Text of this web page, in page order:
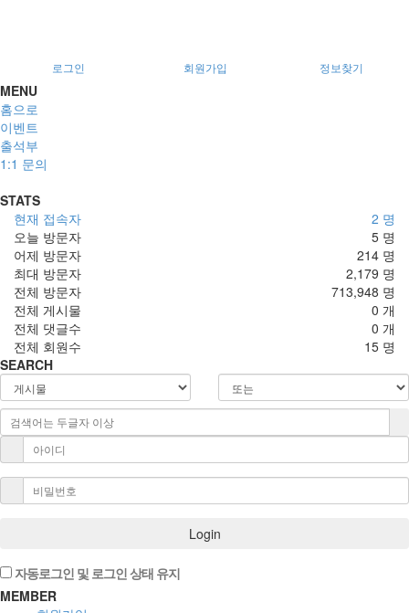
로그인 회원가입 정보찾기
MENU
홈으로
이벤트
출석부
1:1 문의
STATS
2 명
현재 접속자
5 명
오늘 방문자
214 명
어제 방문자
2,179 명
최대 방문자
713,948 명
전체 방문자
0 개
전체 게시물
0 개
전체 댓글수
15 명
전체 회원수
SEARCH
Login
자동로그인 및 로그인 상태 유지
MEMBER